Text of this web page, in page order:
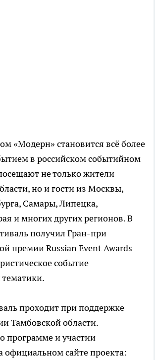
«Модерн» становится всё более
в российском событийном
не только жители
но и гости из Москвы,
Самары, Липецка,
и многих других регионов. В
получил Гран-при
премии Russian Event Awards
событие
тематики.
проходит при поддержке
Тамбовской области.
программе и участии
сайте проекта: